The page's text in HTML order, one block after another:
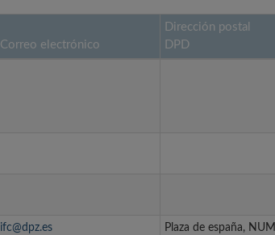
Correo electrónico
Dirección postal
DPD
ifc@dpz.es
Plaza de españa, NUM